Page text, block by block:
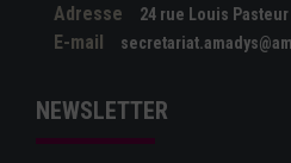
Adresse 24 rue Louis
E-mail
NEWSLETTER